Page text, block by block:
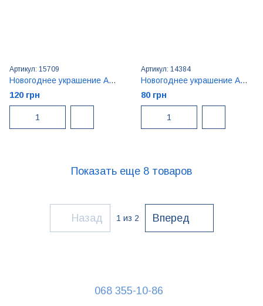
Артикул: 15709
Новогоднее украшение Amyend Елка
120 грн
Артикул: 14384
Новогоднее украшение Amyend Звезда
80 грн
Показать еще 8 товаров
Назад 1 из 2 Вперед
068 355-10-86